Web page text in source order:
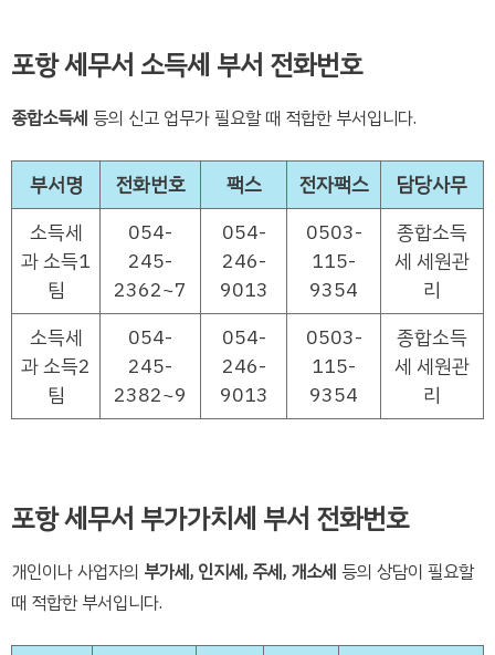
포항 세무서 소득세 부서 전화번호
종합소득세 등의 신고 업무가 필요할 때 적합한 부서입니다.
부서명 전화번호 팩스 전자팩스
담당사무
소득세
과 소득1
팀
054-
245-
2362~7
054-
246-
9013
0503-
115-
9354
종합소득
세 세원관
리
소득세
과 소득2
팀
054-
245-
2382~9
054-
246-
9013
0503-
115-
9354
종합소득
세 세원관
리
포항 세무서 부가가치세 부서 전화번호
개인이나 사업자의 부가세, 인지세, 주세, 개소세 등의 상담이 필요할
때 적합한 부서입니다.